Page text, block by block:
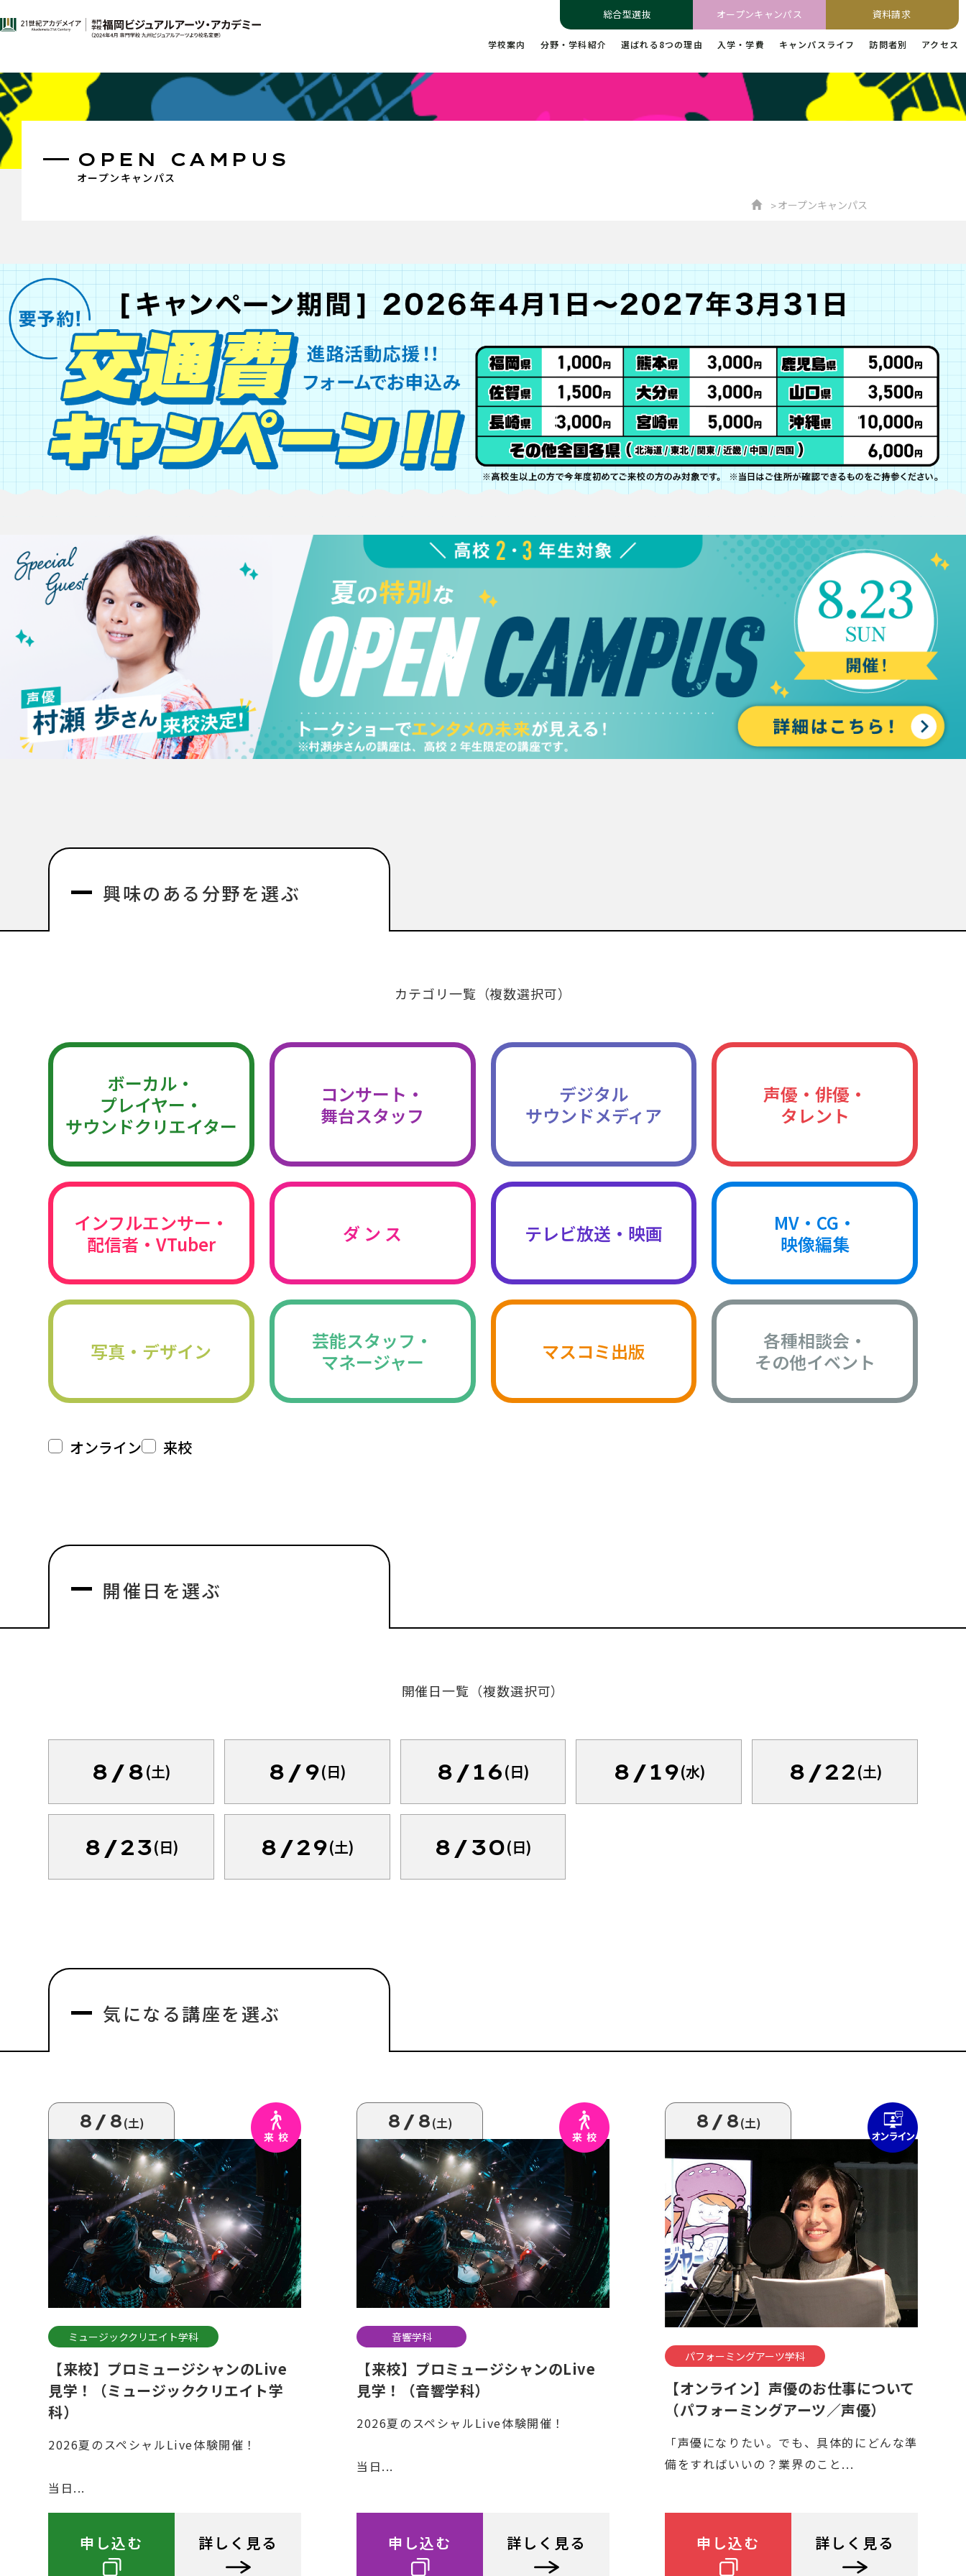
総合型選抜 オープンキャンパス 資料請求
学校案内 分野・学科紹介 選ばれる8つの理由 入学・学費 キャンパスライフ 訪問者別 アクセス
オープンキャンパス
OPEN CAMPUS
オープンキャンパス
興味のある分野を選ぶ
カテゴリ一覧（複数選択可）
ボーカル・
プレイヤー・
サウンドクリエイター
コンサート・
舞台スタッフ
デジタル
サウンドメディア
声優・俳優・
タレント
インフルエンサー・
配信者・VTuber
ダ ン ス テレビ放送・映画
MV・CG・
映像編集
写真・デザイン
芸能スタッフ・
マネージャー
マスコミ出版
各種相談会・
その他イベント
オンライン 来校
開催日を選ぶ
開催日一覧（複数選択可）
8/8(土) 8/9(日) 8/16(日) 8/19(水) 8/22(土)
8/23(日) 8/29(土) 8/30(日)
気になる講座を選ぶ
8/8(土)
ミュージッククリエイト学科
【来校】プロミュージシャンのLive
見学！（ミュージッククリエイト学
科）
2026夏のスペシャルLive体験開催！
当日...
申し込む 詳しく見る
8/8(土)
音響学科
【来校】プロミュージシャンのLive
見学！（音響学科）
2026夏のスペシャルLive体験開催！
当日...
申し込む 詳しく見る
8/8(土)
パフォーミングアーツ学科
【オンライン】声優のお仕事について
（パフォーミングアーツ／声優）
「声優になりたい。でも、具体的にどんな準
備をすればいいの？業界のこと...
申し込む 詳しく見る